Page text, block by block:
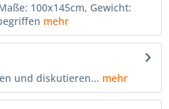
100x145cm, Gewicht:
mehr
und diskutieren... mehr